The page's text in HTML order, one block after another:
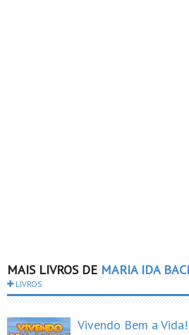
MAIS LIVROS DE MARIA IDA
LIVROS
Vivendo Bem a Vida!